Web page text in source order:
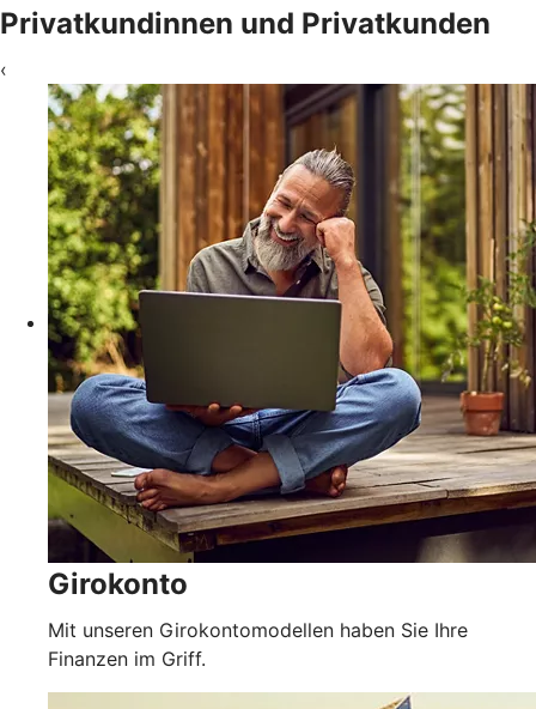
Privatkundinnen und Privatkunden
‹
Girokonto
Mit unseren Girokontomodellen haben Sie Ihre
Finanzen im Griff.